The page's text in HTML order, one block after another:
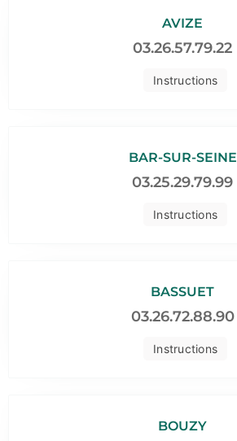
Instructions
AVIZE
03.26.57.79.22
Instructions
BAR-SUR-SEINE
03.25.29.79.99
Instructions
BASSUET
03.26.72.88.90
BOUZY